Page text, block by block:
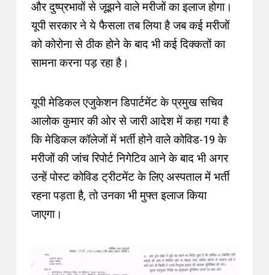
और दुष्प्रभावों से जूझने वाले मरीजों का इलाज होगा।
यूपी सरकार ने ये फैसला तब लिया है जब कई मरीजों
को कोरोना से ठीक होने के बाद भी कई दिक्कतों का
सामना करना पड़ रहा है।
यूपी मेडिकल एजुकेशन डिपार्टमेंट के प्रमुख सचिव
आलोक कुमार की ओर से जारी आदेश में कहा गया है
कि मेडिकल कॉलेजों में भर्ती होने वाले कोविड-19 के
मरीजों की जांच रिपोर्ट निगेटिव आने के बाद भी अगर
उन्हें पोस्ट कोविड ट्रीटमेंट के लिए अस्पताल में भर्ती
रहना पड़ता है, तो उनका भी मुफ्त इलाज किया
जाएगा।